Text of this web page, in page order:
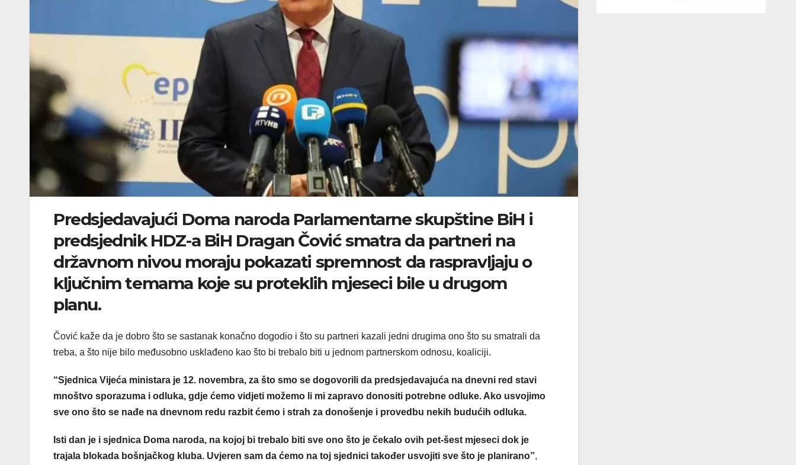
Predsjedavajući Doma naroda Parlamentarne skupštine BiH i
predsjednik HDZ-a BiH Dragan Čović smatra da partneri na
državnom nivou moraju pokazati spremnost da raspravljaju o
ključnim temama koje su proteklih mjeseci bile u drugom
planu.
Čović kaže da je dobro što se sastanak konačno dogodio i što su partneri kazali jedni drugima ono što su smatrali da
treba, a što nije bilo međusobno usklađeno kao što bi trebalo biti u jednom partnerskom odnosu, koaliciji.
“Sjednica Vijeća ministara je 12. novembra, za što smo se dogovorili da predsjedavajuća na dnevni red stavi
mnoštvo sporazuma i odluka, gdje ćemo vidjeti možemo li mi zapravo donositi potrebne odluke. Ako usvojimo
sve ono što se nađe na dnevnom redu razbit ćemo i strah za donošenje i provedbu nekih budućih odluka.
Isti dan je i sjednica Doma naroda, na kojoj bi trebalo biti sve ono što je čekalo ovih pet-šest mjeseci dok je
trajala blokada bošnjačkog kluba. Uvjeren sam da ćemo na toj sjednici također usvojiti sve što je planirano”,